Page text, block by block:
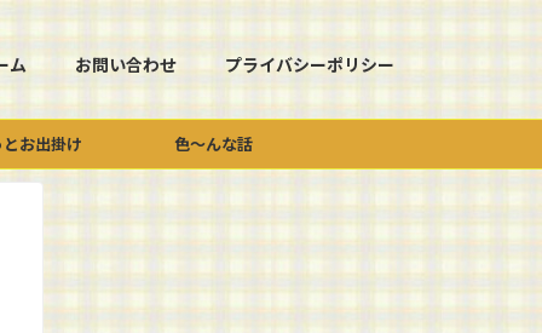
ム お問い合わせ プライバシーポリシー
お出掛け 色～んな話